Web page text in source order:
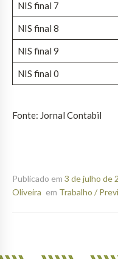
NIS final 7
NIS final 8
NIS final 9
NIS final 0
Fonte: Jornal Contabil
Publicado em 3 de julho de
Oliveira em Trabalho /